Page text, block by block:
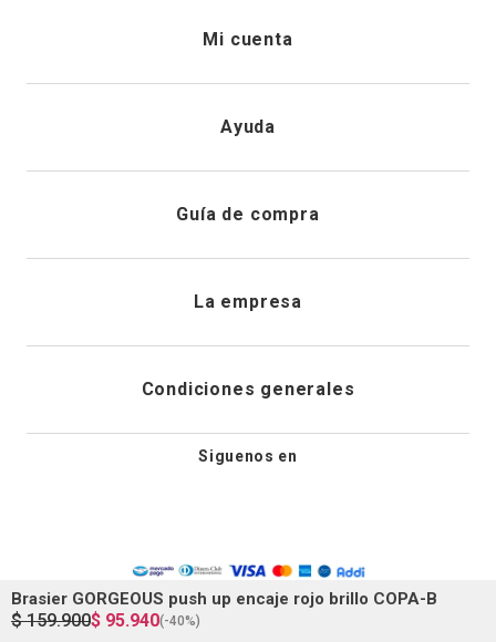
Brasier GORGEOUS push up encaje rojo brillo COPA-B
$ 159.900$ 95.940(-40%)
Mi cuenta
Registrarme
Historial de pedidos
Ayuda
Envíanos un email
Cambios, devoluciones y desistimiento
Guía de compra
Cuidado de prendas
La empresa
Tiendas
Condiciones generales
Aviso legal
Política de privacidad
Siguenos en